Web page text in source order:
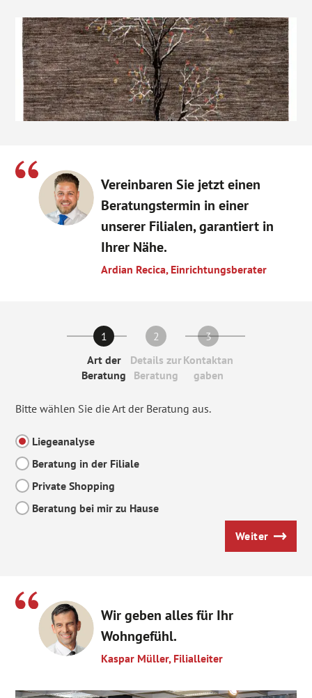
Vereinbaren Sie jetzt einen
Beratungstermin in einer
unserer Filialen, garantiert in
Ihrer Nähe.
Ardian Recica, Einrichtungsberater
1
Art der
Beratung
2
Details zur
Beratung
3
Kontaktan
gaben
Bitte wählen Sie die Art der Beratung aus.
Liegeanalyse
Beratung in der Filiale
Private Shopping
Beratung bei mir zu Hause
Weiter
Wir geben alles für Ihr
Wohngefühl.
Kaspar Müller, Filialleiter